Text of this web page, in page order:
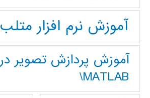
آموزش نرم افزار متلب
آموزش پردازش تصوير در
MATLAB\